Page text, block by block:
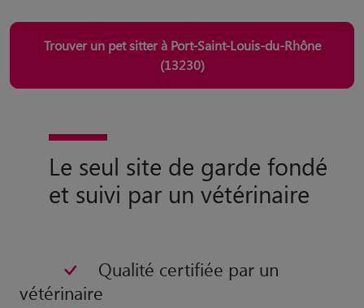
Trouver un pet sitter à Port-Saint-Louis-du-Rhône
(13230)
Le seul site de garde fondé
et suivi par un vétérinaire
Qualité certifiée par un
vétérinaire